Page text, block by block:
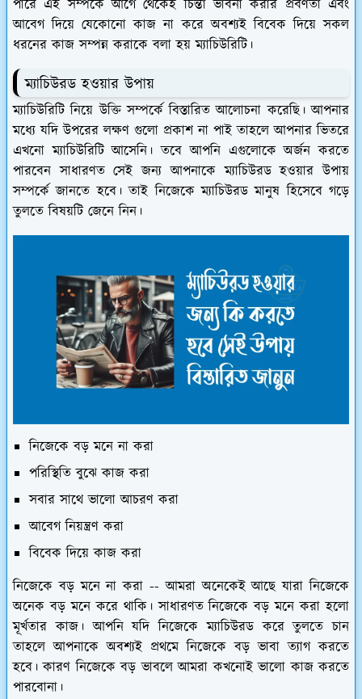
পারে এই সম্পর্কে আগে থেকেই চিন্তা ভাবনা করার প্রবণতা এবং
আবেগ দিয়ে যেকোনো কাজ না করে অবশ্যই বিবেক দিয়ে সকল
ধরনের কাজ সম্পন্ন করাকে বলা হয় ম্যাচিউরিটি।
ম্যাচিউরড হওয়ার উপায়
ম্যাচিউরিটি নিয়ে উক্তি সম্পর্কে বিস্তারিত আলোচনা করেছি। আপনার
মধ্যে যদি উপরের লক্ষণ গুলো প্রকাশ না পাই তাহলে আপনার ভিতরে
এখনো ম্যাচিউরিটি আসেনি। তবে আপনি এগুলোকে অর্জন করতে
পারবেন সাধারণত সেই জন্য আপনাকে ম্যাচিউরড হওয়ার উপায়
সম্পর্কে জানতে হবে। তাই নিজেকে ম্যাচিউরড মানুষ হিসেবে গড়ে
তুলতে বিষয়টি জেনে নিন।
নিজেকে বড় মনে না করা
পরিস্থিতি বুঝে কাজ করা
সবার সাথে ভালো আচরণ করা
আবেগ নিয়ন্ত্রণ করা
বিবেক দিয়ে কাজ করা
নিজেকে বড় মনে না করা -- আমরা অনেকেই আছে যারা নিজেকে
অনেক বড় মনে করে থাকি। সাধারণত নিজেকে বড় মনে করা হলো
মূর্খতার কাজ। আপনি যদি নিজেকে ম্যাচিউরড করে তুলতে চান
তাহলে আপনাকে অবশ্যই প্রথমে নিজেকে বড় ভাবা ত্যাগ করতে
হবে। কারণ নিজেকে বড় ভাবলে আমরা কখনোই ভালো কাজ করতে
পারবোনা।